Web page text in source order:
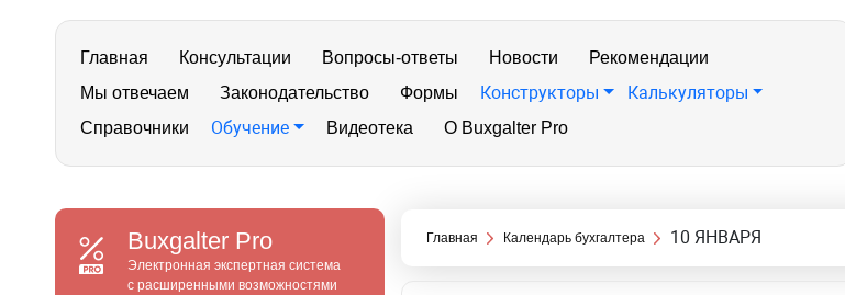
Главная Консультации Вопросы-ответы Новости
Рекомендации
Мы отвечаем
Законодательство Формы Конструкторы Калькуляторы
Справочники Обучение Видеотека О Buxgalter Pro
Buxgalter Pro
Электронная экспертная система
с расширенными возможностями
Главная Календарь бухгалтера 10 ЯНВАРЯ